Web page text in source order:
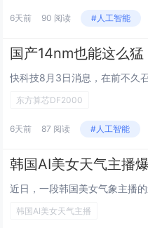
6天前 90 阅读 #人工智能
东方算芯DF2000
6天前 87 阅读 #人工智能
韩国AI美女天气主播
韩国AI美女天气主播